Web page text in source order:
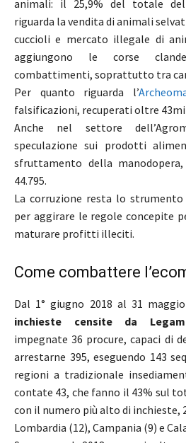
animali: il 25,9% del totale
riguarda la vendita di animali
cuccioli e mercato illegale di
aggiungono le corse
combattimenti, soprattutto tra
Per quanto riguarda l’
falsificazioni, recuperati oltre
Anche nel settore
speculazione sui prodotti
sfruttamento della
44.795.
La corruzione resta lo
per aggirare le regole concepite
maturare profitti illeciti.
Come combattere
Dal 1° giugno 2018 al 31
inchieste censite da
impegnate 36 procure, capaci di
arrestarne 395, eseguendo 143
regioni a tradizionale
contate 43, che fanno il 43% sul
con il numero più alto di inchieste,
Lombardia (12), Campania (9) e